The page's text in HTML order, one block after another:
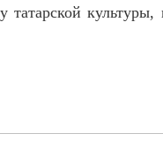
культуры,